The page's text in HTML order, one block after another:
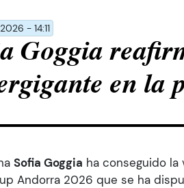
- 14:11
Goggia
en la
Sofia Goggia ha conseguido la
Andorra 2026 que se ha